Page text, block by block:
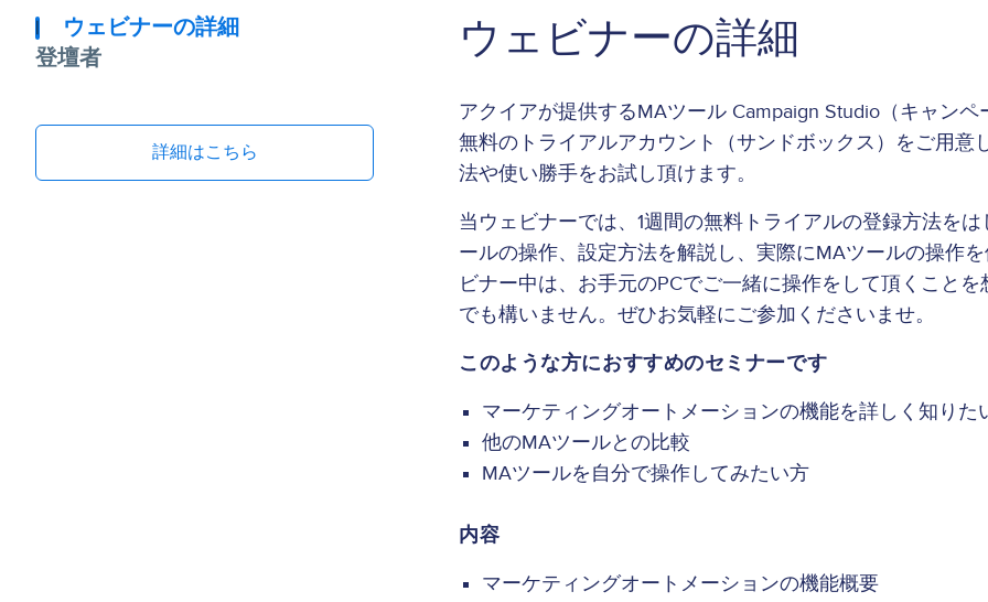
ウェビナーの詳細
登壇者
詳細はこちら
ウェビナーの詳細
アクイアが提供するMAツール Campaign Studio（キャン
無料のトライアルアカウント（サンドボックス）をご用
法や使い勝手をお試し頂けます。
当ウェビナーでは、1週間の無料トライアルの登録方法を
ールの操作、設定方法を解説し、実際にMAツールの操作
ビナー中は、お手元のPCでご一緒に操作をして頂くこと
でも構いません。ぜひお気軽にご参加くださいませ。
このような方におすすめのセミナーです
マーケティングオートメーションの機能を詳しく知りた
他のMAツールとの比較
MAツールを自分で操作してみたい方
内容
マーケティングオートメーションの機能概要